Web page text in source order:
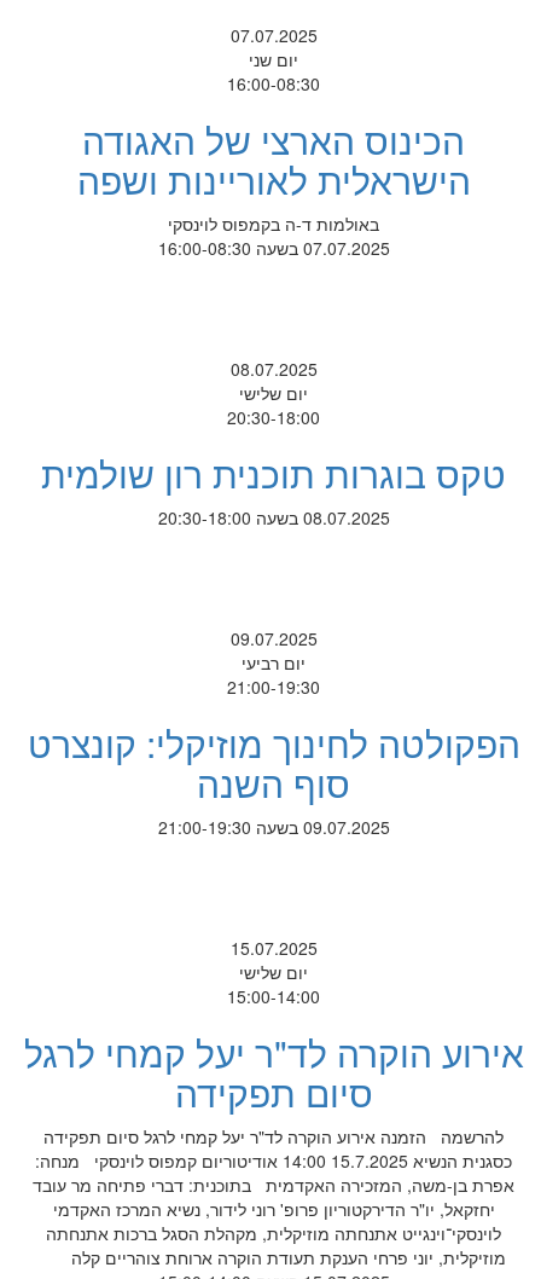
07.07.2025
יום שני
16:00-08:30
הכינוס הארצי של האגודה
הישראלית לאוריינות ושפה
באולמות ד-ה בקמפוס לוינסקי
07.07.2025 בשעה 16:00-08:30
08.07.2025
יום שלישי
20:30-18:00
טקס בוגרות תוכנית רון שולמית
08.07.2025 בשעה 20:30-18:00
09.07.2025
יום רביעי
21:00-19:30
הפקולטה לחינוך מוזיקלי: קונצרט
סוף השנה
09.07.2025 בשעה 21:00-19:30
15.07.2025
יום שלישי
15:00-14:00
אירוע הוקרה לד"ר יעל קמחי לרגל
סיום תפקידה
להרשמה הזמנה אירוע הוקרה לד"ר יעל קמחי לרגל סיום תפקידה
כסגנית הנשיא 15.7.2025 14:00 אודיטוריום קמפוס לוינסקי מנחה:
אפרת בן-משה, המזכירה האקדמית בתוכנית: דברי פתיחה מר עובד
יחזקאל, יו"ר הדירקטוריון פרופ' רוני לידור, נשיא המרכז האקדמי
לוינסקי־וינגייט אתנחתה מוזיקלית, מקהלת הסגל ברכות אתנחתה
מוזיקלית, יוני פרחי הענקת תעודת הוקרה ארוחת צוהריים קלה